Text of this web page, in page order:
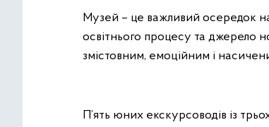
Музей – це важливий осередок
освітнього процесу та джерело
змістовним, емоційним і
П’ять юних екскурсоводів із